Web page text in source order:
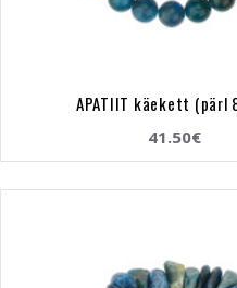
APATIIT käekett (pärl
41.50€